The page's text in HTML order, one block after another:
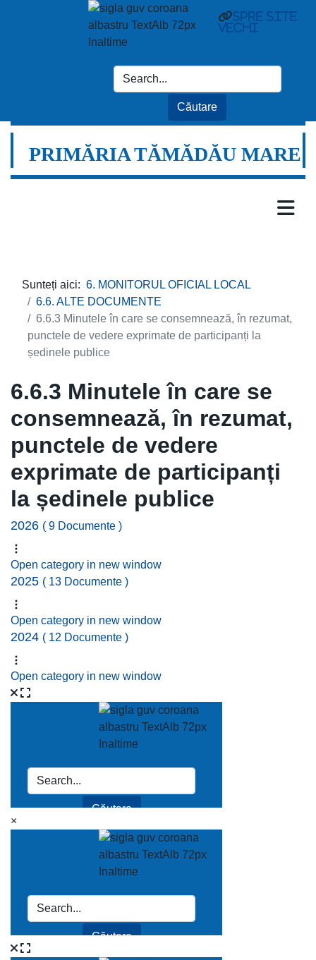
spre site
vechi
PRIMĂRIA TĂMĂDĂU MARE
Sunteți aici: 6. MONITORUL OFICIAL LOCAL
6.6. ALTE DOCUMENTE
6.6.3 Minutele în care se consemnează, în rezumat,
punctele de vedere exprimate de participanți la
ședinele publice
6.6.3 Minutele în care se
consemnează, în rezumat,
punctele de vedere
exprimate de participanți
la ședinele publice
2026 ( 9 Documente )
Open category in new window
2025 ( 13 Documente )
Open category in new window
2024 ( 12 Documente )
Open category in new window
×